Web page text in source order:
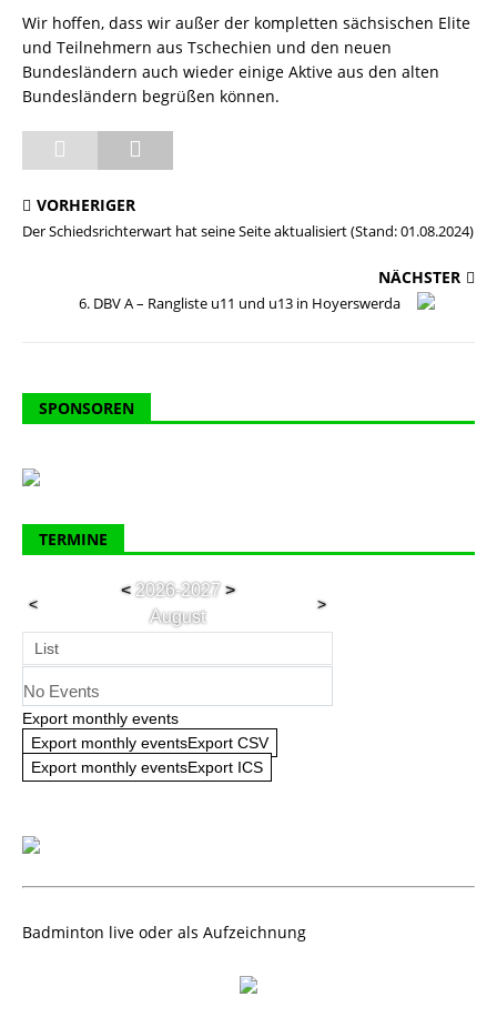
Wir hoffen, dass wir außer der kompletten sächsischen Elite
und Teilnehmern aus Tschechien und den neuen
Bundesländern auch wieder einige Aktive aus den alten
Bundesländern begrüßen können.
VORHERIGER
Der Schiedsrichterwart hat seine Seite aktualisiert (Stand: 01.08.2024)
NÄCHSTER
6. DBV A – Rangliste u11 und u13 in Hoyerswerda
SPONSOREN
TERMINE
<
<2026-2027 >
August
>
List
No Events
Export monthly events
Export monthly eventsExport CSV
Export monthly eventsExport ICS
Badminton live oder als Aufzeichnung